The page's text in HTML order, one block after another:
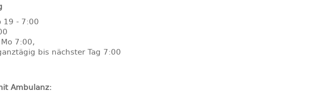
19 - 7:00
7:00,
bis nächster Tag 7:00
Ambulanz: